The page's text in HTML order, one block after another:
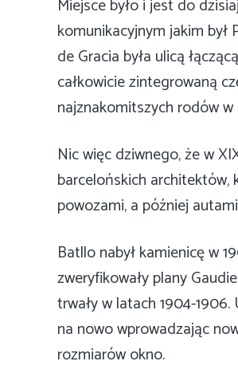
Miejsce było i jest do
komunikacyjnym jakim był
de Gracia była ulicą
całkowicie zintegrowaną
najznakomitszych rodów w
Nic więc dziwnego, że w
barcelońskich architektów,
powozami, a później
Batllo nabył kamienicę w
zweryfikowały plany
trwały w latach 1904-
na nowo wprowadzając
rozmiarów okno.